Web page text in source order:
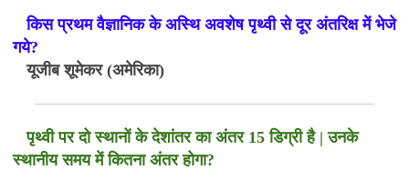
किस प्रथम वैज्ञानिक के अस्थि अवशेष पृथ्वी से दूर अंतरिक्ष में भेजे
गये?
यूजीब शूमेकर (अमेरिका)
पृथ्वी पर दो स्थानों के देशांतर का अंतर 15 डिग्री है | उनके
स्थानीय समय में कितना अंतर होगा?